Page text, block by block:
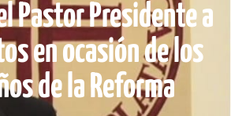
Pastor Presidente a
en ocasión de los
de la Reforma